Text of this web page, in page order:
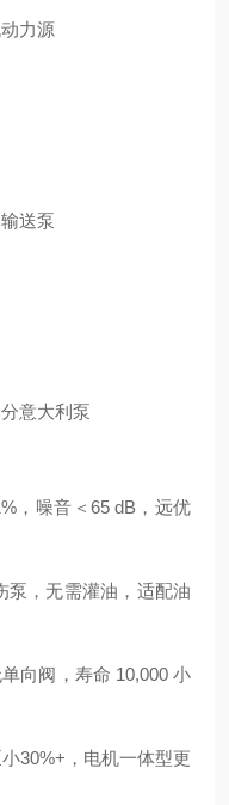
力源
送泵
意大利泵
，噪音＜65 dB，远优
泵，无需灌油，适配油
向阀，寿命 10,000 小
30%+，电机一体型更